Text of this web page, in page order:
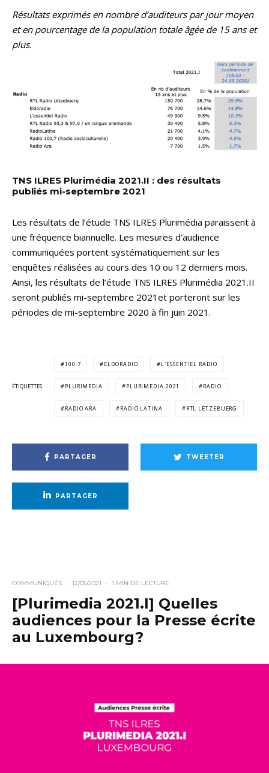
Résultats exprimés en nombre d’auditeurs par jour moyen
et en pourcentage de la population totale âgée de 15 ans et
plus.
TNS ILRES Plurimédia 2021.II : des résultats
publiés mi-septembre 2021
Les résultats de l’étude TNS ILRES Plurimédia paraissent à
une fréquence biannuelle. Les mesures d’audience
communiquées portent systématiquement sur les
enquêtes réalisées au cours des 10 ou 12 derniers mois.
Ainsi, les résultats de l’étude TNS ILRES Plurimédia 2021.II
seront publiés mi-septembre 2021et porteront sur les
périodes de mi-septembre 2020 à fin juin 2021.
ÉTIQUETTES
100.7 ELDORADIO L'ESSENTIEL RADIO
PLURIMEDIA PLURIMEDIA 2021 RADIO
RADIO ARA RADIO LATINA RTL LËTZEBUERG
PARTAGER TWEETER
PARTAGER
COMMUNIQUÉS · 12/05/2021 · 1 MIN DE LECTURE
[Plurimedia 2021.I] Quelles
audiences pour la Presse écrite
au Luxembourg?